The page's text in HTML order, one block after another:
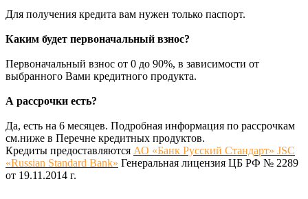
Для получения кредита вам нужен только паспорт.
Каким будет первоначальный взнос?
Первоначальный взнос от 0 до 90%, в зависимости от
выбранного Вами кредитного продукта.
А рассрочки есть?
Да, есть на 6 месяцев. Подробная информация по рассрочкам
см.ниже в Перечне кредитных продуктов.
Кредиты предоставляются АО «Банк Русский Стандарт» JSC
«Russian Standard Bank» Генеральная лицензия ЦБ РФ № 2289
от 19.11.2014 г.